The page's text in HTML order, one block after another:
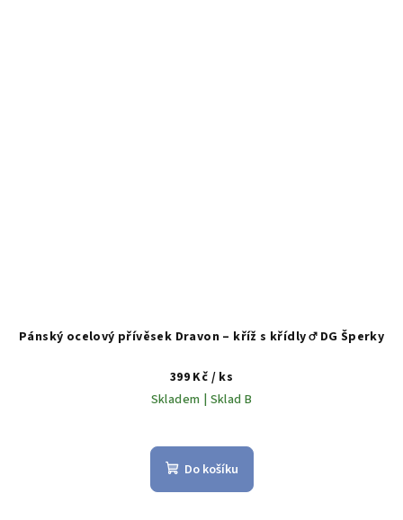
Pánský ocelový přívěsek Dravon – kříž s křídly ♂️ DG Šperky
399 Kč / ks
Skladem | Sklad B
Do košíku